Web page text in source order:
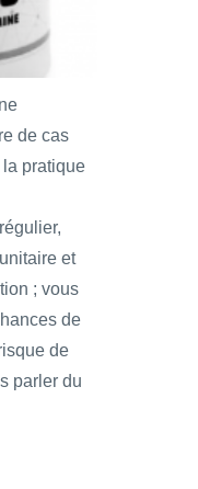
de cas
pratique
et
; vous
de
de
parler du